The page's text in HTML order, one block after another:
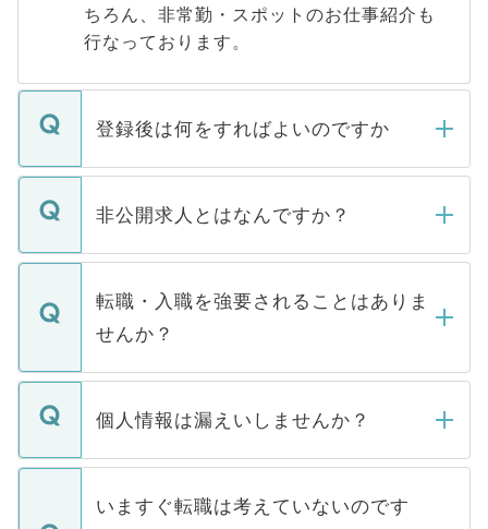
ちろん、非常勤・スポットのお仕事紹介も
行なっております。
登録後は何をすればよいのですか
ご登録いただきましたら、弊社担当者がご
登録内容を確認し、その後メールもしくは
ます。通常、5営業日以内にはご連絡をせて
いただきますので、しばらくお待ちくださ
非公開求人とはなんですか？
マイナビDOCTORで取り扱っている求人の
うち約3割は、Webサイトからご覧いただ
けない「非公開求人」です。非公開求人は
下記の理由によって、一般には公開してい
ません。
■応募殺到を避けるため 人気のある医療機
関を公にしてしまうと、応募が殺到する場
に、医療機関が求める条件に合った人材の
転職・入職を強要されることはありま
せんか？
転職・入職を強要することは一切ありませ
ん。また、仮に応募先から内定をいただい
定を承諾する必要はありません。内定先へ
の辞退の連絡はキャリアパートナーが行い
個人情報は漏えいしませんか？
個人情報が漏えいすることはありませんの
で、ご安心ください。当サイトからの登録
いますぐ転職は考えていないのです